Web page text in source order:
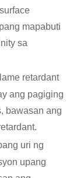
mapabuti
sa
retardant
ang pagiging
bawasan ang
uri ng
upang